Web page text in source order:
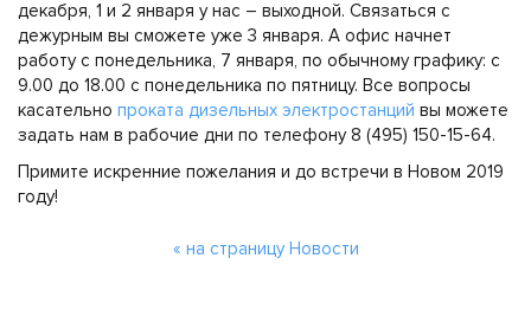
декабря, 1 и 2 января у нас – выходной. Связаться с
дежурным вы сможете уже 3 января. А офис начнет
работу с понедельника, 7 января, по обычному графику: с
9.00 до 18.00 с понедельника по пятницу. Все вопросы
касательно проката дизельных электростанций вы можете
задать нам в рабочие дни по телефону 8 (495) 150-15-64.
Примите искренние пожелания и до встречи в Новом 2019
году!
« на страницу Новости